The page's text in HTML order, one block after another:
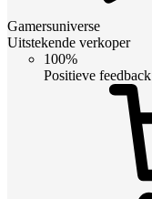
Gamersuniverse
Uitstekende verkoper
100%
Positieve feedback